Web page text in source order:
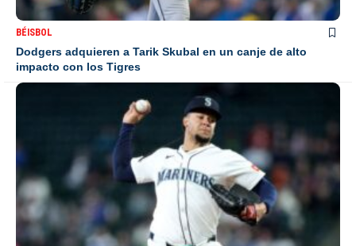
BÉISBOL
Dodgers adquieren a Tarik Skubal en un canje de alto
impacto con los Tigres